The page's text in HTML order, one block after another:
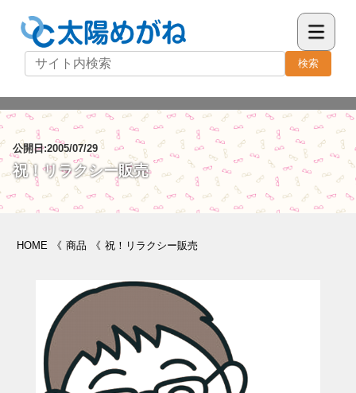
検索
公開日:2005/07/29
祝！リラクシー販売
HOME 《 商品 《 祝！リラクシー販売